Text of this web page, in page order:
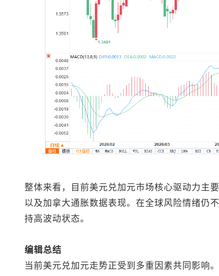
整体来看，目前美元兑加元市场核心驱动力主
以及加拿大通胀数据表现。在全球风险情绪仍
持高波动状态。
编辑总结
当前美元兑加元走势正受到多重因素共同影响